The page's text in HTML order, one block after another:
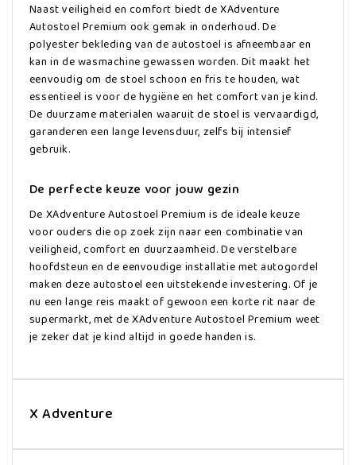
Naast veiligheid en comfort biedt de XAdventure
Autostoel Premium ook gemak in onderhoud. De
polyester bekleding van de autostoel is afneembaar en
kan in de wasmachine gewassen worden. Dit maakt het
eenvoudig om de stoel schoon en fris te houden, wat
essentieel is voor de hygiëne en het comfort van je kind.
De duurzame materialen waaruit de stoel is vervaardigd,
garanderen een lange levensduur, zelfs bij intensief
gebruik.
De perfecte keuze voor jouw gezin
De XAdventure Autostoel Premium is de ideale keuze
voor ouders die op zoek zijn naar een combinatie van
veiligheid, comfort en duurzaamheid. De verstelbare
hoofdsteun en de eenvoudige installatie met autogordel
maken deze autostoel een uitstekende investering. Of je
nu een lange reis maakt of gewoon een korte rit naar de
supermarkt, met de XAdventure Autostoel Premium weet
je zeker dat je kind altijd in goede handen is.
X Adventure